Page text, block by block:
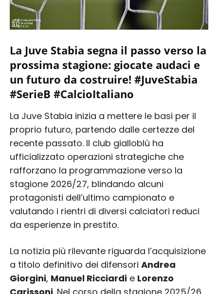
La Juve Stabia segna il passo verso la
prossima stagione: giocate audaci e
un futuro da costruire! #JuveStabia
#SerieB #CalcioItaliano
La Juve Stabia inizia a mettere le basi per il
proprio futuro, partendo dalle certezze del
recente passato. Il club gialloblù ha
ufficializzato operazioni strategiche che
rafforzano la programmazione verso la
stagione 2026/27, blindando alcuni
protagonisti dell’ultimo campionato e
valutando i rientri di diversi calciatori reduci
da esperienze in prestito.
La notizia più rilevante riguarda l’acquisizione
a titolo definitivo dei difensori Andrea
Giorgini, Manuel Ricciardi e Lorenzo